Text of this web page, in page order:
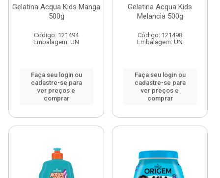
Gelatina Acqua Kids Manga
500g
Código: 121494
Embalagem: UN
Faça seu login ou
cadastre-se para
ver preços e
comprar
Gelatina Acqua Kids
Melancia 500g
Código: 121498
Embalagem: UN
Faça seu login ou
cadastre-se para
ver preços e
comprar